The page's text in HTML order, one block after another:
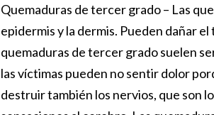
Quemaduras de tercer grado– Las
epidermis y la dermis. Pueden dañar
quemaduras de tercer grado suelen
las víctimas pueden no sentir dolor
destruir también los nervios, que son